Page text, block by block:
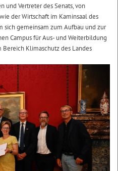
und Vertreter des Senats, von
der Wirtschaft im Kaminsaal des
sich gemeinsam zum Aufbau und zur
Campus für Aus- und Weiterbildung
Klimaschutz des Landes